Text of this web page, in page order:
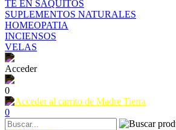
TE EN SAQUITOS
SUPLEMENTOS NATURALES
HOMEOPATIA
INCIENSOS
VELAS
Acceder
0
0